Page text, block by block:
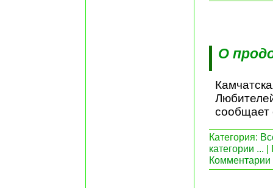
О
сообщает
Категория:
категории ... |
Комментарии